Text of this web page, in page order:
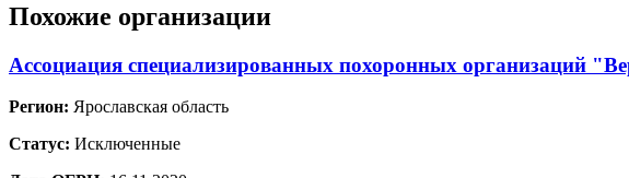
Похожие организации
Ассоциация специализированных похоронных организаций
Регион: Ярославская область
Статус: Исключенные